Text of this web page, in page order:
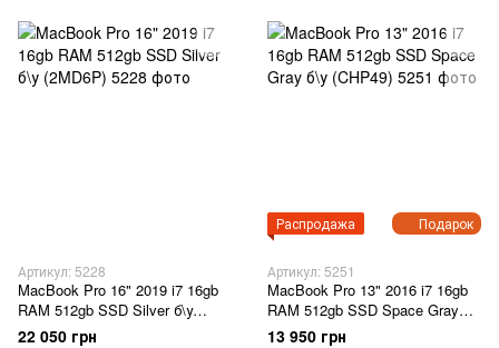
Артикул: 5228
MacBook Pro 16" 2019 i7 16gb
RAM 512gb SSD Silver б\у
(2MD6P)
22 050 грн
Подарок
Распродажа
Артикул: 5251
MacBook Pro 13" 2016 i7 16gb
RAM 512gb SSD Space Gray
б\у (CHP49)
13 950 грн